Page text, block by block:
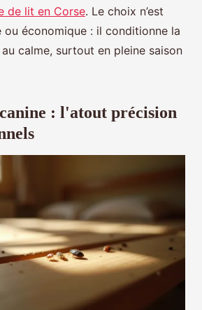
de lit en Corse. Le choix n’est
ou économique : il conditionne la
calme, surtout en pleine saison
: l'atout précision